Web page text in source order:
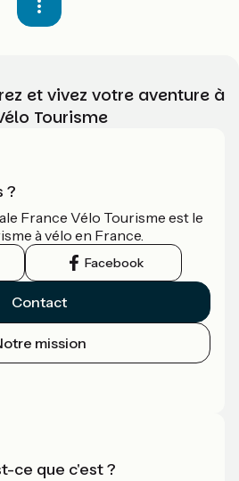
et vivez votre aventure à
Tourisme
?
France Vélo Tourisme est le
à vélo en France.
Facebook
Contact
mission
ce que c'est ?